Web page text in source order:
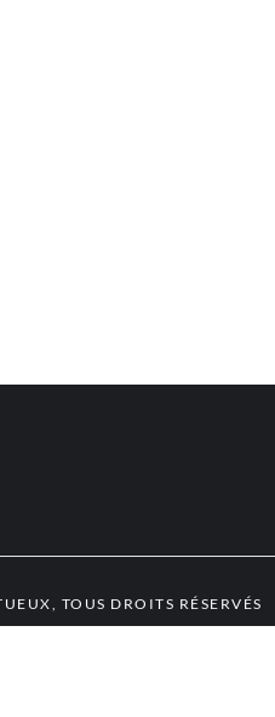
TOUS DROITS RÉSERVÉS